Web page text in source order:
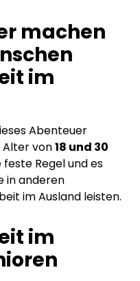
machen
im
Abenteuer
Alter von18 und 30
feste Regel und es
in anderen
im Ausland leisten.
im